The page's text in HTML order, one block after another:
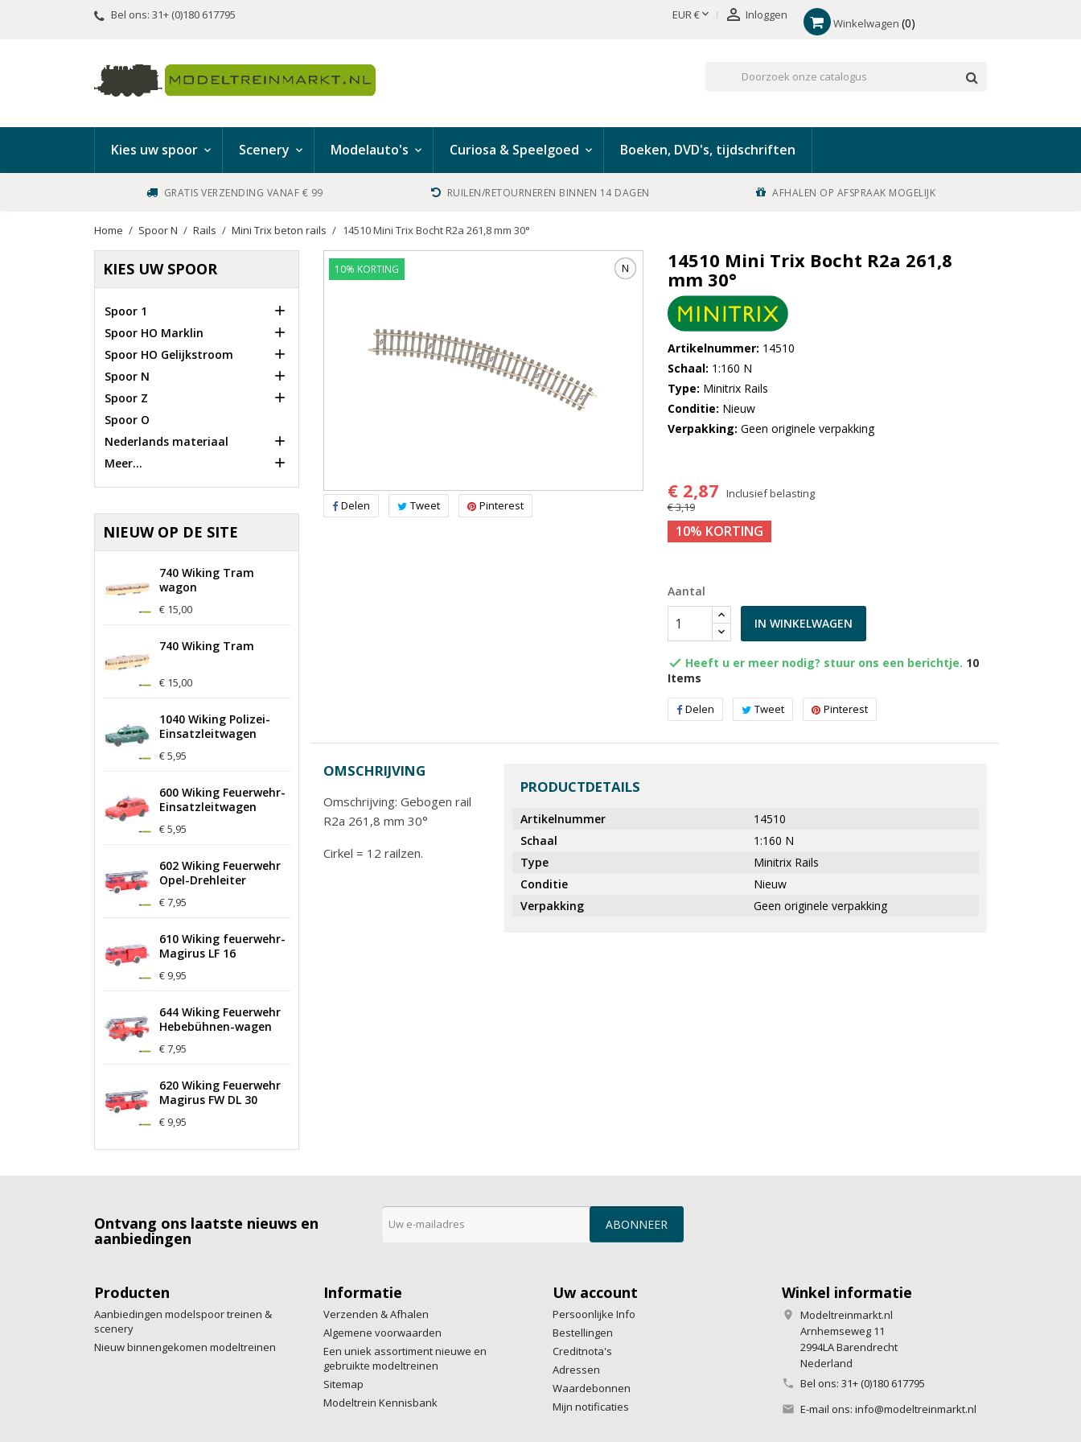
Bel ons: 31+ (0)180 617795 EUR €  Inloggen
Winkelwagen 0
Kies uw spoor Scenery Modelauto's Curiosa & Speelgoed Boeken, DVD's, tijdschriften
GRATIS VERZENDING VANAF € 99 RUILEN/RETOURNEREN BINNEN 14 DAGEN AFHALEN OP AFSPRAAK MOGELIJK
Home Spoor N Rails Mini Trix beton rails 14510 Mini Trix Bocht R2a 261,8 mm 30°
KIES UW SPOOR
Spoor 1 
Spoor HO Marklin 
Spoor HO Gelijkstroom 
Spoor N 
Spoor Z 
Spoor O
Nederlands materiaal

Meer... 
NIEUW OP DE SITE
740 Wiking Tram
wagon
€ 15,00
740 Wiking Tram
€ 15,00
1040 Wiking Polizei-
Einsatzleitwagen
€ 5,95
600 Wiking Feuerwehr-
Einsatzleitwagen
€ 5,95
602 Wiking Feuerwehr
Opel-Drehleiter
€ 7,95
610 Wiking feuerwehr-
Magirus LF 16
€ 9,95
644 Wiking Feuerwehr
Hebebühnen-wagen
€ 7,95
620 Wiking Feuerwehr
Magirus FW DL 30
€ 9,95
N
10% KORTING
Delen Tweet Pinterest
14510 Mini Trix Bocht R2a 261,8
mm 30°
Artikelnummer 14510
Schaal 1:160 N
Type Minitrix Rails
Conditie Nieuw
Verpakking Geen originele verpakking
€ 2,87 Inclusief belasting
€ 3,19
10% KORTING
Aantal
IN WINKELWAGEN
 Heeft u er meer nodig? stuur ons een berichtje. 10
Items
Delen Tweet Pinterest
PRODUCTDETAILS
Artikelnummer
14510
Schaal
1:160 N
Type
Minitrix Rails
Conditie
Nieuw
Verpakking
Geen originele verpakking
OMSCHRIJVING
Omschrijving: Gebogen rail
R2a 261,8 mm 30°
Cirkel = 12 railzen.
Ontvang ons laatste nieuws en
aanbiedingen
Producten
Aanbiedingen modelspoor treinen &
scenery
Nieuw binnengekomen modeltreinen
Informatie
Verzenden & Afhalen
Algemene voorwaarden
Een uniek assortiment nieuwe en
gebruikte modeltreinen
Sitemap
Modeltrein Kennisbank
Uw account
Persoonlijke Info
Bestellingen
Creditnota's
Adressen
Waardebonnen
Mijn notificaties
Winkel informatie

Modeltreinmarkt.nl
Arnhemseweg 11
2994LA Barendrecht
Nederland
 Bel ons: 31+ (0)180 617795
 E-mail ons: info@modeltreinmarkt.nl